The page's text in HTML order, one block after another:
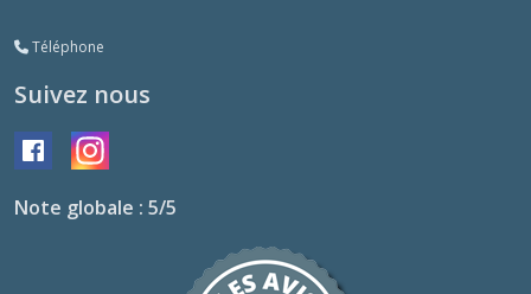
Téléphone
Suivez nous
Note globale : 5/5